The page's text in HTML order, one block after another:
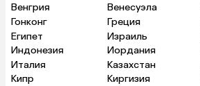
Венгрия
Венесуэла
Гонконг
Греция
Египет
Израиль
Индонезия
Иордания
Италия
Казахстан
Кипр
Киргизия